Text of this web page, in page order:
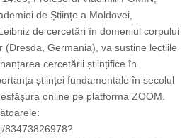
de Științe a Moldovei,
de cercetări în domeniul corpului
(Dresda, Germania), va susține lecțiile
cercetării științifice în
științei fundamentale în secolul
online pe platforma ZOOM.
83473826978?